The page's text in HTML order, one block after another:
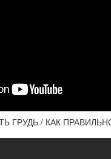
ГРУДЬ / КАК